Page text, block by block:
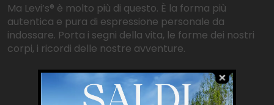
Ma Levi’s® è molto più di questo. È la forma più
autentica e pura di espressione personale da
indossare. Porta i segni della vita, le forme dei nostri
corpi, i ricordi delle nostre avventure.